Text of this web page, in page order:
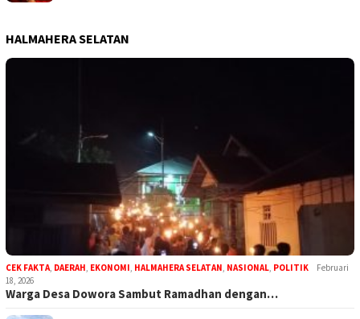
HALMAHERA SELATAN
CEK FAKTA, DAERAH, EKONOMI, HALMAHERA SELATAN, NASIONAL, POLITIK
Februari
18, 2026
Warga Desa Dowora Sambut Ramadhan dengan…